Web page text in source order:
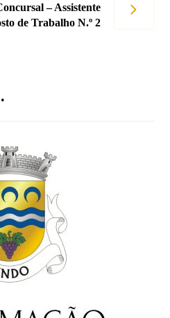
– Assistente
de Trabalho N.º 2